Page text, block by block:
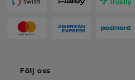
Följ oss